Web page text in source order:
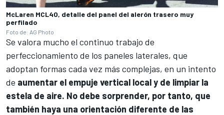
McLaren MCL40, detalle del panel del alerón trasero muy
perfilado
Foto de: AG Photo
Se valora mucho el continuo trabajo de
perfeccionamiento de los paneles laterales, que
adoptan formas cada vez más complejas, en un intento
de aumentar el empuje vertical local y de limpiar la
estela de aire. No debe sorprender, por tanto, que
también haya una orientación diferente de las